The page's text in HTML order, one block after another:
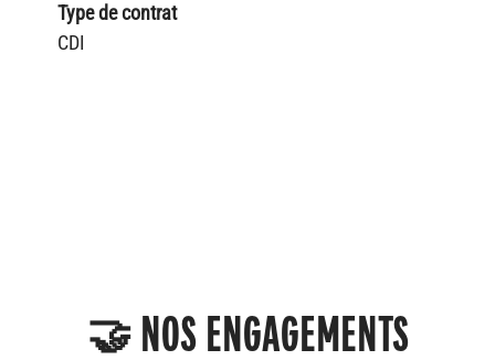
Type de contrat
CDI
🤝 NOS ENGAGEMENTS